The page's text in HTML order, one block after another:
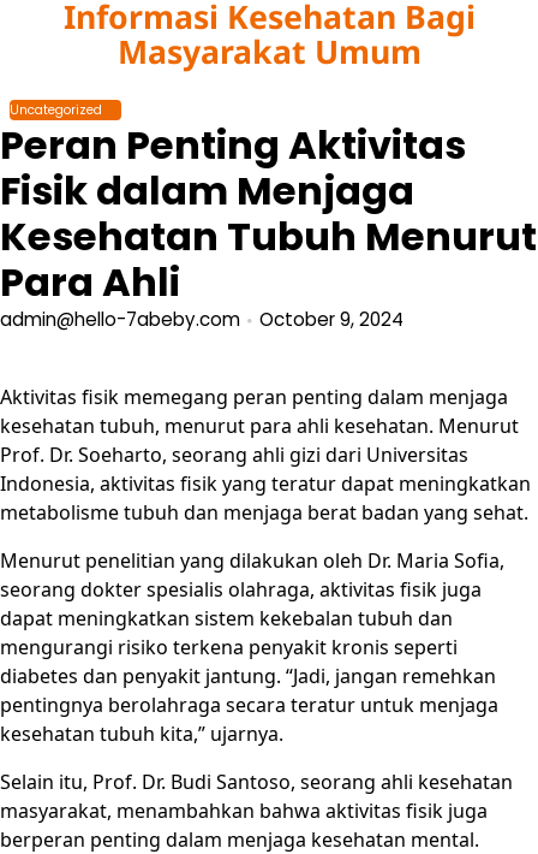
Informasi Kesehatan Bagi
Masyarakat Umum
Uncategorized
Peran Penting Aktivitas
Fisik dalam Menjaga
Kesehatan Tubuh Menurut
Para Ahli
admin@hello-7abeby.com October 9, 2024
Aktivitas fisik memegang peran penting dalam menjaga
kesehatan tubuh, menurut para ahli kesehatan. Menurut
Prof. Dr. Soeharto, seorang ahli gizi dari Universitas
Indonesia, aktivitas fisik yang teratur dapat meningkatkan
metabolisme tubuh dan menjaga berat badan yang sehat.
Menurut penelitian yang dilakukan oleh Dr. Maria Sofia,
seorang dokter spesialis olahraga, aktivitas fisik juga
dapat meningkatkan sistem kekebalan tubuh dan
mengurangi risiko terkena penyakit kronis seperti
diabetes dan penyakit jantung. “Jadi, jangan remehkan
pentingnya berolahraga secara teratur untuk menjaga
kesehatan tubuh kita,” ujarnya.
Selain itu, Prof. Dr. Budi Santoso, seorang ahli kesehatan
masyarakat, menambahkan bahwa aktivitas fisik juga
berperan penting dalam menjaga kesehatan mental.